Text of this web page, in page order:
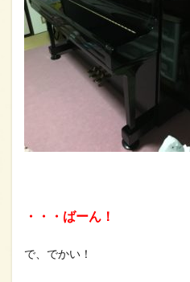
・・・ばーん！
で、でかい！